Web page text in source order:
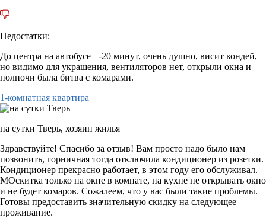
Недостатки:
До центра на автобусе +-20 минут, очень душно, висит кондей,
но видимо для украшения, вентиляторов нет, открыли окна и
полночи была битва с комарами.
1-комнатная квартира
на сутки Тверь, хозяин жилья
Здравствуйте! Спасибо за отзыв! Вам просто надо было нам
позвонить, горничная тогда отключила кондиционер из розетки.
Кондиционер прекрасно работает, в этом году его обслуживал.
МОскитка только на окне в комнате, на кухне не открывать окно
и не будет комаров. Сожалеем, что у вас были такие проблемы.
Готовы предоставить значительную скидку на следующее
проживание.